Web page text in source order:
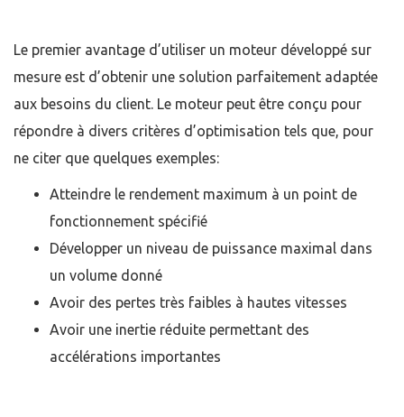
Le premier avantage d’utiliser un moteur développé sur
mesure est d’obtenir une solution parfaitement adaptée
aux besoins du client. Le moteur peut être conçu pour
répondre à divers critères d’optimisation tels que, pour
ne citer que quelques exemples:
Atteindre le rendement maximum à un point de
fonctionnement spécifié
Développer un niveau de puissance maximal dans
un volume donné
Avoir des pertes très faibles à hautes vitesses
Avoir une inertie réduite permettant des
accélérations importantes